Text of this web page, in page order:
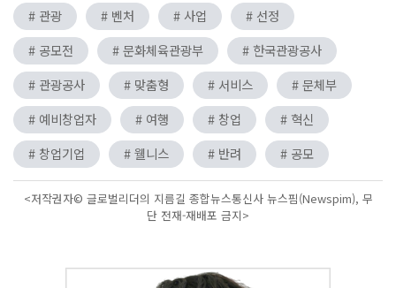
# 관광 # 벤처 # 사업
# 선정
# 공모전
# 문화체육관광부
# 한국관광공사
# 관광공사
# 맞춤형 # 서비스
# 문체부
# 예비창업자
# 여행 # 창업
# 혁신
# 창업기업
# 웰니스 # 반려 # 공모
<저작권자© 글로벌리더의 지름길 종합뉴스통신사 뉴스핌(Newspim), 무
단 전재-재배포 금지>